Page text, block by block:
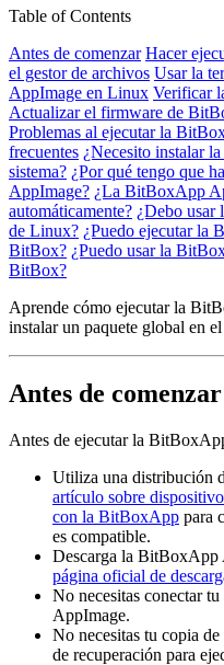
Table of Contents
Antes de comenzar Hacer
el gestor de archivos Usar la
AppImage en Linux Verificar
Actualizar el firmware de
Problemas al ejecutar la
frecuentes ¿Necesito instalar
sistema? ¿Por qué tengo que
AppImage? ¿La BitBoxApp
automáticamente? ¿Debo usar
de Linux? ¿Puedo ejecutar la
BitBox? ¿Puedo usar la
BitBox?
Aprende cómo ejecutar la
instalar un paquete global en el
Antes de comenzar
Antes de ejecutar la
Utiliza una distribución
artículo sobre
con la BitBoxApp para
es compatible.
Descarga la BitBoxApp
página oficial de
No necesitas conectar
AppImage.
No necesitas tu copia
de recuperación para